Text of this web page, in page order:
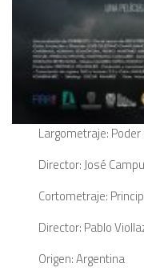
Largometraje:
Director: José
Cortometraje:
Director: Pablo
Origen: Argentina